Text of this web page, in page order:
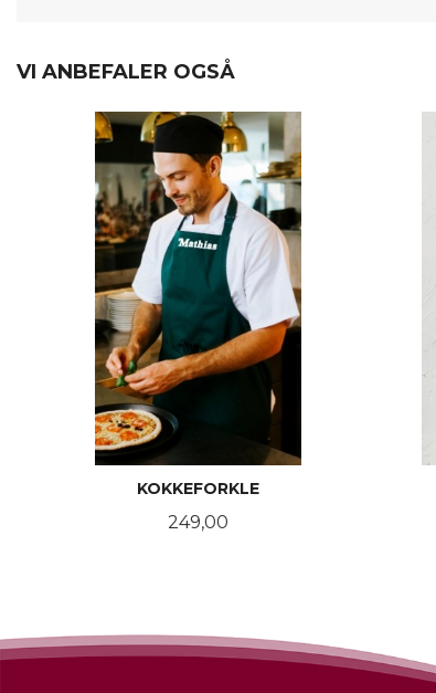
VI ANBEFALER OGSÅ
KOKKEFORKLE
Pris
249,00